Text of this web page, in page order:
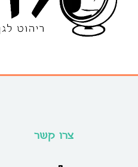
צרו קשר